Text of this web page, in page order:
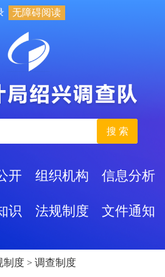
无障碍阅读
搜 索
开 组织机构 信息分析
识 法规制度 文件通知
制度 > 调查制度